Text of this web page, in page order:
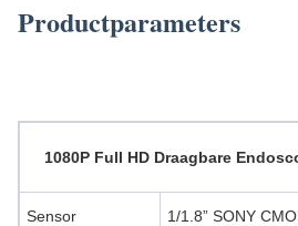
Productparameters
1080P Full HD Draagbare
Sensor 1/1.8” SONY